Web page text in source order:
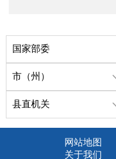
国家部委
市（州）
县直机关
网站地图
关于我们